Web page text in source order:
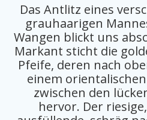
Das Antlitz eines
grauhaarigen
Wangen blickt uns
Markant sticht die
Pfeife, deren nach
einem
zwischen den
hervor. Der